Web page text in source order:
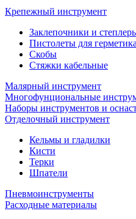
Крепежный инструмент
Заклепочники и
Пистолеты для герметика
Скобы
Стяжки кабельные
Малярный инструмент
Многофунциональные
Наборы инструментов и
Отделочный инструмент
Кельмы и гладилки
Кисти
Терки
Шпатели
Пневмоинструменты
Расходные материалы